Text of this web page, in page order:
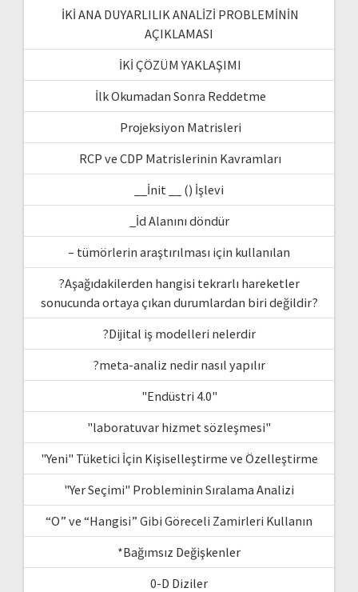
İKİ ANA DUYARLILIK ANALİZİ PROBLEMİNİN
AÇIKLAMASI
İKİ ÇÖZÜM YAKLAŞIMI
İlk Okumadan Sonra Reddetme
Projeksiyon Matrisleri
RCP ve CDP Matrislerinin Kavramları
__İnit __ () İşlevi
_İd Alanını döndür
– tümörlerin araştırılması için kullanılan
?Aşağıdakilerden hangisi tekrarlı hareketler
sonucunda ortaya çıkan durumlardan biri değildir?
?Dijital iş modelleri nelerdir
?meta-analiz nedir nasıl yapılır
"Endüstri 4.0"
"laboratuvar hizmet sözleşmesi"
"Yeni" Tüketici İçin Kişiselleştirme ve Özelleştirme
"Yer Seçimi" Probleminin Sıralama Analizi
“O” ve “Hangisi” Gibi Göreceli Zamirleri Kullanın
*Bağımsız Değişkenler
0-D Diziler